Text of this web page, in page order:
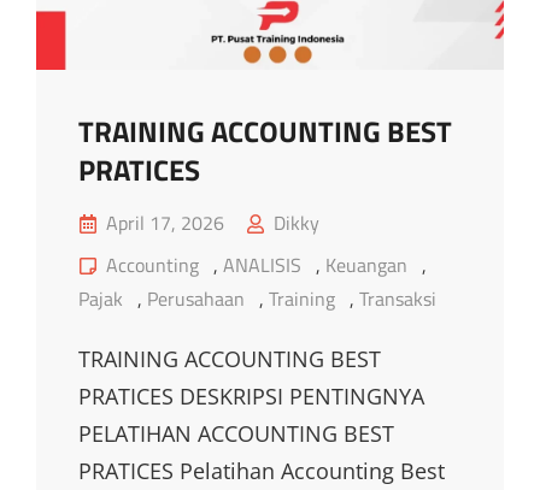
TRAINING ACCOUNTING BEST
PRATICES
Posted
on
April 17, 2026
Dikky
Cat
Links
Accounting , ANALISIS , Keuangan ,
Pajak , Perusahaan , Training , Transaksi
TRAINING ACCOUNTING BEST
PRATICES DESKRIPSI PENTINGNYA
PELATIHAN ACCOUNTING BEST
PRATICES Pelatihan Accounting Best